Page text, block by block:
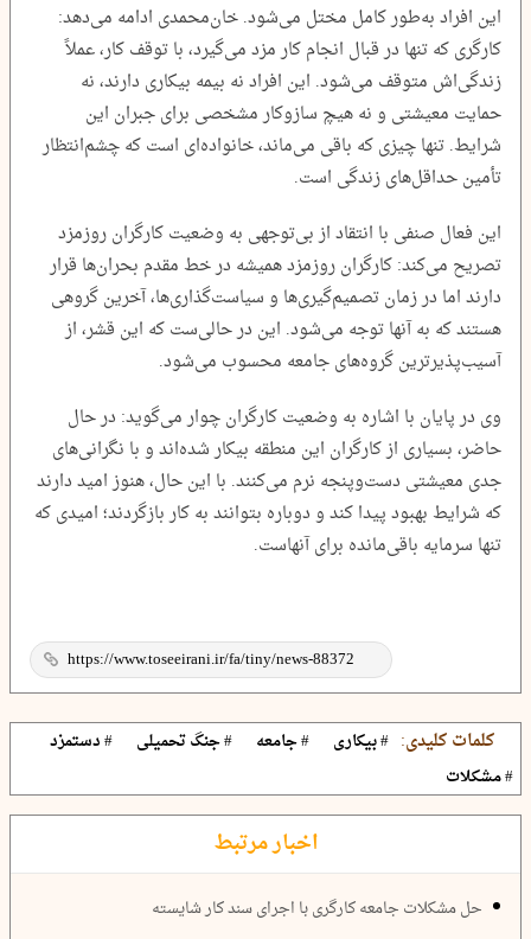
این افراد به‌طور کامل مختل می‌شود. خان‌محمدی ادامه می‌دهد:
کارگری که تنها در قبال انجام کار مزد می‌گیرد، با توقف کار، عملاً
زندگی‌اش متوقف می‌شود. این افراد نه بیمه بیکاری دارند، نه
حمایت معیشتی و نه هیچ سازوکار مشخصی برای جبران این
شرایط. تنها چیزی که باقی می‌ماند، خانواده‌ای است که چشم‌انتظار
تأمین حداقل‌های زندگی است.
این فعال صنفی با انتقاد از بی‌توجهی به وضعیت کارگران روزمزد
تصریح می‌کند: کارگران روزمزد همیشه در خط مقدم بحران‌ها قرار
دارند اما در زمان تصمیم‌گیری‌ها و سیاست‌گذاری‌ها، آخرین گروهی
هستند که به آنها توجه می‌شود. این در حالی‌ست که این قشر، از
آسیب‌پذیرترین گروه‌های جامعه محسوب می‌شود.
وی در پایان با اشاره به وضعیت کارگران چوار می‌گوید: در حال
حاضر، بسیاری از کارگران این منطقه بیکار شده‌اند و با نگرانی‌های
جدی معیشتی دست‌وپنجه نرم می‌کنند. با این حال، هنوز امید دارند
که شرایط بهبود پیدا کند و دوباره بتوانند به کار بازگردند؛ امیدی که
تنها سرمایه باقی‌مانده برای آنهاست.
کلمات کلیدی: # بیکاری # جامعه # جنگ تحمیلی
# دستمزد
# مشکلات
اخبار مرتبط
حل مشکلات جامعه کارگری با اجرای سند کار شایسته